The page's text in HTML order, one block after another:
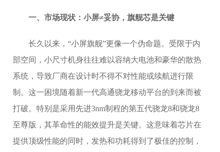
一、市场现状：小屏≠妥协，旗舰芯是关键
长久以来，“小屏旗舰”更像一个伪命题。受限于内
部空间，小尺寸机身往往难以容纳大电池和豪华的散热
系统，导致厂商在设计时不得不对性能或续航进行限
制。这一困境随着新一代高通骁龙移动平台的到来而被
打破。特别是采用先进3nm制程的第五代骁龙8和骁龙8
至尊版，其革命性的能效提升是关键。这意味着芯片在
提供顶级性能的同时，发热和功耗得到了极佳的控制，